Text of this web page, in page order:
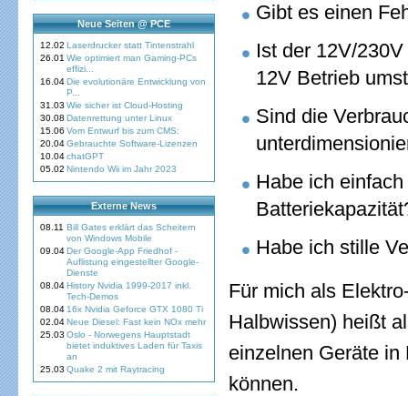
Neue Seiten @ PCE
12.02 Laserdrucker statt Tintenstrahl
26.01 Wie optimiert man Gaming-PCs
effizi...
16.04Die evolutionäre Entwicklung von
P...
31.03 Wie sicher ist Cloud-Hosting
30.08 Datenrettung unter Linux
15.06 Vom Entwurf bis zum CMS:
20.04Gebrauchte Software-Lizenzen
10.04chatGPT
05.02 Nintendo Wii im Jahr 2023
Externe News
08.11 Bill Gates erklärt das Scheitern
von Windows Mobile
09.04Der Google-App Friedhof -
Auflistung eingestellter Google-
Dienste
08.04History Nvidia 1999-2017 inkl.
Tech-Demos
08.04 16x Nvidia Geforce GTX 1080 Ti
02.04Neue Diesel: Fast kein NOx mehr
25.03 Oslo - Norwegens Hauptstadt
bietet induktives Laden für Taxis
an
25.03 Quake 2 mit Raytracing
Gibt es einen
Ist der 12V/
12V Betrieb
Sind die
Habe ich
Habe ich stille
Für mich als
Halbwissen) heißt
einzelnen Geräte in
können.